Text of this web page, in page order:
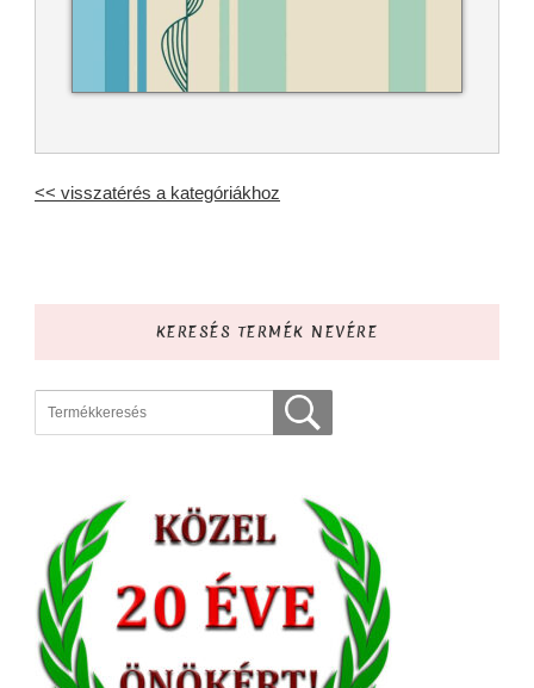
<< visszatérés a kategóriákhoz
KERESÉS TERMÉK NEVÉRE